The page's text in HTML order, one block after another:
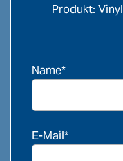
Produkt:
Name*
E-Mail*